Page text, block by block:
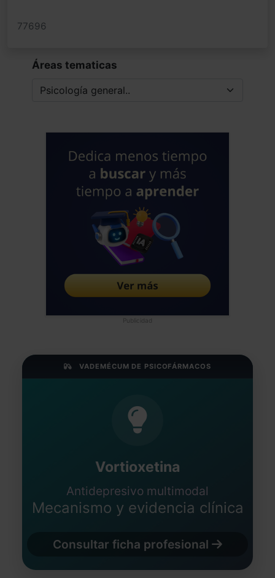
77696
Áreas tematicas
Publicidad
VADEMÉCUM DE PSICOFÁRMACOS
Vortioxetina
Antidepresivo multimodal
Mecanismo y evidencia clínica
Consultar ficha profesional